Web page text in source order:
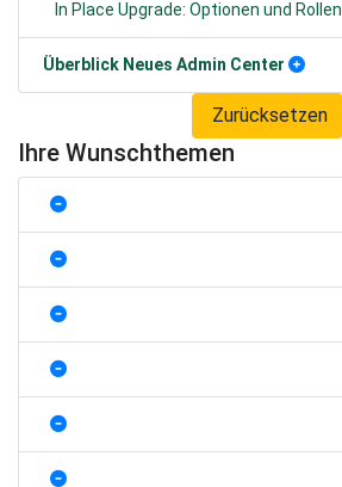
In Place Upgrade: Optionen und Rollen
Überblick Neues Admin Center
Zurücksetzen
Ihre Wunschthemen